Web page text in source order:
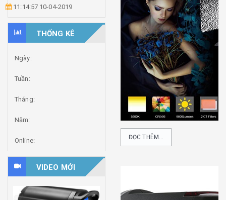
ĐỌC THÊM...
11:14:57 10-04-2019
THỐNG KÊ
Ngày:
Tuần:
Tháng:
Năm:
Online:
VIDEO MỚI